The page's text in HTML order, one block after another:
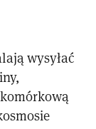
wysyłać